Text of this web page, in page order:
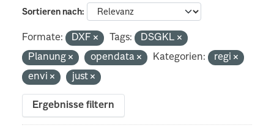
Sortieren nach
Formate: DXF Tags:
DSGKL
Planung
opendata Kategorien:
regi
envi
just
Ergebnisse filtern